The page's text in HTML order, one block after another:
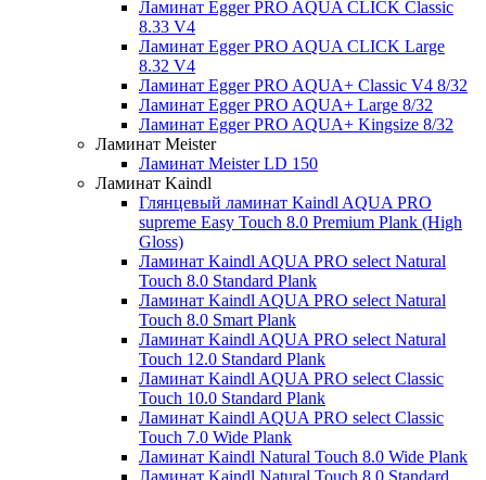
Ламинат Egger PRO AQUA CLICK Classic
8.33 V4
Ламинат Egger PRO AQUA CLICK Large
8.32 V4
Ламинат Egger PRO AQUA+ Classic V4 8/32
Ламинат Egger PRO AQUA+ Large 8/32
Ламинат Egger PRO AQUA+ Kingsize 8/32
Ламинат Meister
Ламинат Meister LD 150
Ламинат Kaindl
Глянцевый ламинат Kaindl AQUA PRO
supreme Easy Touch 8.0 Premium Plank (High
Gloss)
Ламинат Kaindl AQUA PRO select Natural
Touch 8.0 Standard Plank
Ламинат Kaindl AQUA PRO select Natural
Touch 8.0 Smart Plank
Ламинат Kaindl AQUA PRO select Natural
Touch 12.0 Standard Plank
Ламинат Kaindl AQUA PRO select Classic
Touch 10.0 Standard Plank
Ламинат Kaindl AQUA PRO select Classic
Touch 7.0 Wide Plank
Ламинат Kaindl Natural Touch 8.0 Wide Plank
Ламинат Kaindl Natural Touch 8.0 Standard